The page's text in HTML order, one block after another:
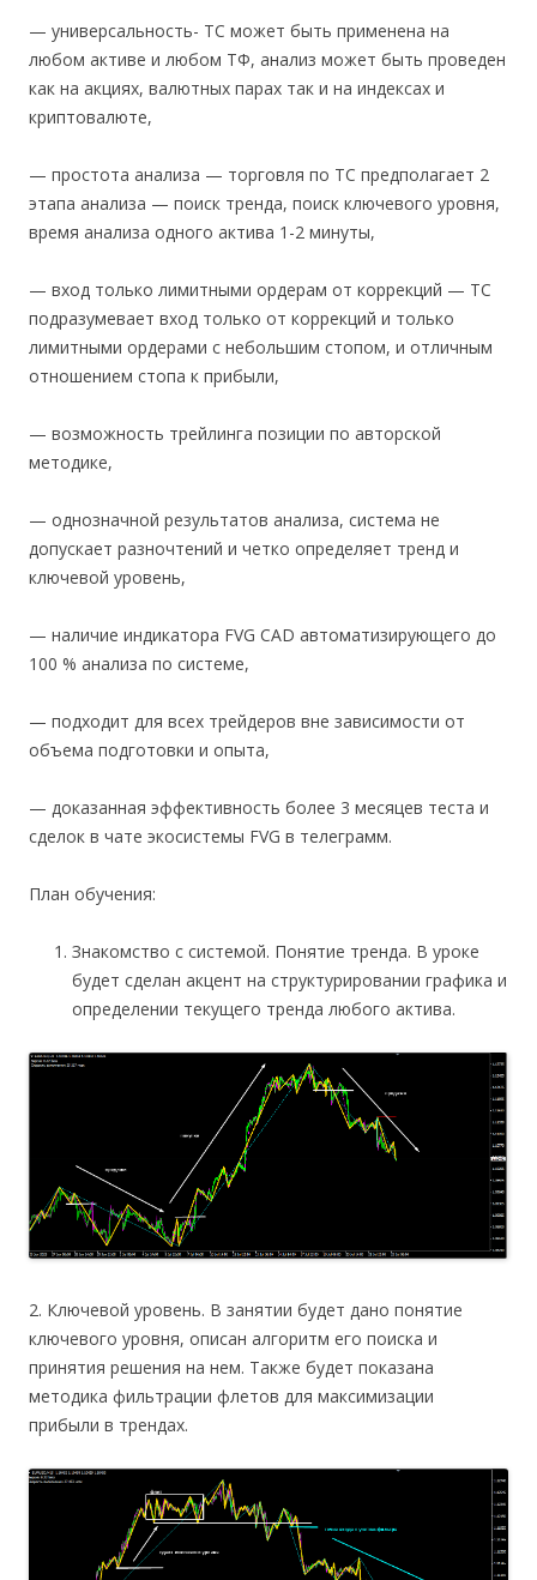
— универсальность- ТС может быть применена на
любом активе и любом ТФ, анализ может быть проведен
как на акциях, валютных парах так и на индексах и
криптовалюте,
— простота анализа — торговля по ТС предполагает 2
этапа анализа — поиск тренда, поиск ключевого уровня,
время анализа одного актива 1-2 минуты,
— вход только лимитными ордерам от коррекций — ТС
подразумевает вход только от коррекций и только
лимитными ордерами с небольшим стопом, и отличным
отношением стопа к прибыли,
— возможность трейлинга позиции по авторской
методике,
— однозначной результатов анализа, система не
допускает разночтений и четко определяет тренд и
ключевой уровень,
— наличие индикатора FVG CAD автоматизирующего до
100 % анализа по системе,
— подходит для всех трейдеров вне зависимости от
объема подготовки и опыта,
— доказанная эффективность более 3 месяцев теста и
сделок в чате экосистемы FVG в телеграмм.
План обучения:
Знакомство с системой. Понятие тренда. В уроке
будет сделан акцент на структурировании графика и
определении текущего тренда любого актива.
2. Ключевой уровень. В занятии будет дано понятие
ключевого уровня, описан алгоритм его поиска и
принятия решения на нем. Также будет показана
методика фильтрации флетов для максимизации
прибыли в трендах.